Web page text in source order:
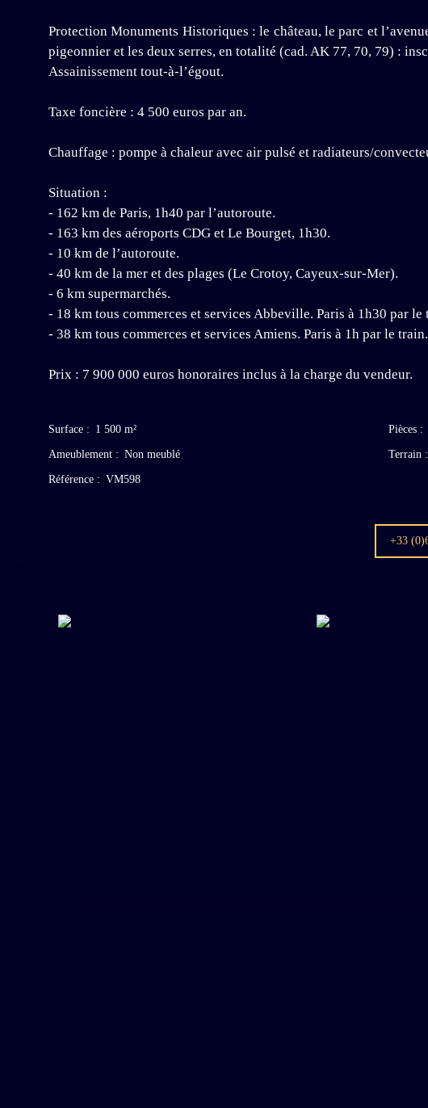
Protection Monuments Historiques : le château, le parc et
pigeonnier et les deux serres, en totalité (cad. AK 77, 70, 79) :
Assainissement tout-à-l’égout.
Taxe foncière : 4 500 euros par an.
Chauffage : pompe à chaleur avec air pulsé et radiateurs/
Situation :
- 162 km de Paris, 1h40 par l’autoroute.
- 163 km des aéroports CDG et Le Bourget, 1h30.
- 10 km de l’autoroute.
- 40 km de la mer et des plages (Le Crotoy, Cayeux-sur-Mer).
- 6 km supermarchés.
- 18 km tous commerces et services Abbeville. Paris à 1h30 par le
- 38 km tous commerces et services Amiens. Paris à 1h par le train.
Prix : 7 900 000 euros honoraires inclus à la charge du vendeur.
Surface : 1 500 m² Pièces :
Ameublement : Non meublé Terrain :
Référence : VM598
+33